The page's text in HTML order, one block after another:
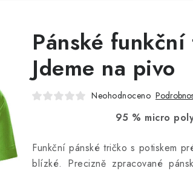
Pánské
Jdeme na pivo
Neohodnoceno
95 % micro
Funkční pánské tričko s potiskem
blízké. Precizně zpracované